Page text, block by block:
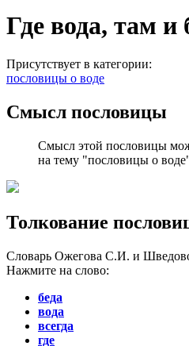
Где вода, там и
Присутствует в категории:
пословицы о воде
Смысл пословицы
Смысл этой пословицы
на тему "пословицы о
Толкование
Словарь Ожегова С.И. и
Нажмите на слово:
беда
вода
всегда
где